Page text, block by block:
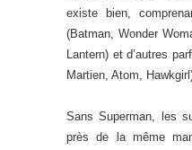
existe bien,
(Batman, Wonder
Lantern) et d’autres
Martien, Atom,
Sans Superman, les
près de la même